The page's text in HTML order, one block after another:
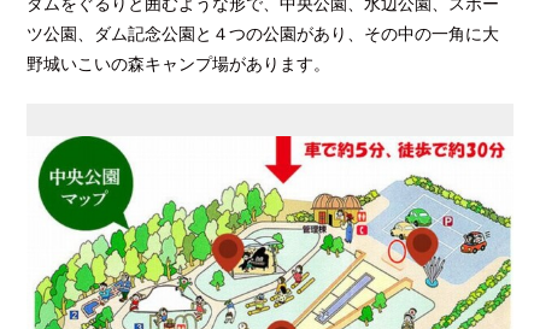
ツ公園、ダム記念公園と４つの公園があり、その中の一角に大
野城いこいの森キャンプ場があります。